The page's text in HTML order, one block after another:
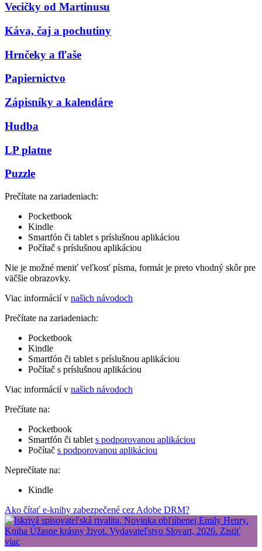
Vecičky od Martinusu
Káva, čaj a pochutiny
Hrnčeky a fľaše
Papiernictvo
Zápisníky a kalendáre
Hudba
LP platne
Puzzle
Prečítate na zariadeniach:
Pocketbook
Kindle
Smartfón či tablet s príslušnou aplikáciou
Počítač s príslušnou aplikáciou
Nie je možné meniť veľkosť písma, formát je preto vhodný skôr pre
väčšie obrazovky.
Viac informácií v našich návodoch
Prečítate na zariadeniach:
Pocketbook
Kindle
Smartfón či tablet s príslušnou aplikáciou
Počítač s príslušnou aplikáciou
Viac informácií v našich návodoch
Prečítate na:
Pocketbook
Smartfón či tablet s podporovanou aplikáciou
Počítač s podporovanou aplikáciou
Neprečítate na:
Kindle
Ako čítať e-knihy zabezpečené cez Adobe DRM?